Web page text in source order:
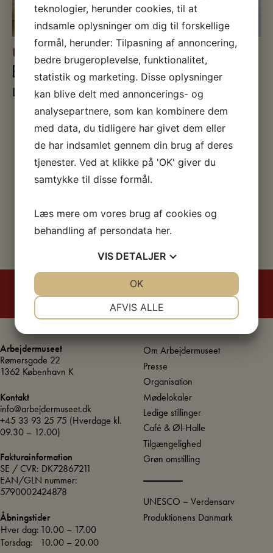
UDSTILLINGER
BØRNENES ARBEJDERMUSEUM
Læs mere
Arbejdermuseet
Rømersgade 22
1362 København K
Kontakt
info@arbejdermuseet.dk
+45 33 93 25 75 (Hverdage kl.
09.30 – 12.00)
Fakturainformation
SE / CVR: DK72867211
EAN/GLN nummer:
5790002424878
Åbningstider
Hver dag: 10.00 – 17.00
Torsdag:
10.00 – 20.00
Om Arbejdermuseet
Presse
Organisation
Mødelokaler
Ledige stillinger
Café & Øl-Halle
Tilgængelighed
Grøn omstilling
UNESCO – Verdensarv
Produktionens Danmark
teknologier, herunder cookies, til at
indsamle oplysninger om dig til forskellige
formål, herunder: Tilpasning af annoncering,
bedre brugeroplevelse, funktionalitet,
statistik og marketing. Disse oplysninger
kan blive delt med annoncerings- og
analysepartnere, som kan kombinere dem
med data, du tidligere har givet dem eller
de har indsamlet gennem din brug af deres
tjenester. Ved at klikke på 'OK' giver du
samtykke til disse formål.
Læs mere om vores brug af cookies og
behandling af persondata her.
VIS DETALJER
STATISTIK
AFVIS ALLE
OK